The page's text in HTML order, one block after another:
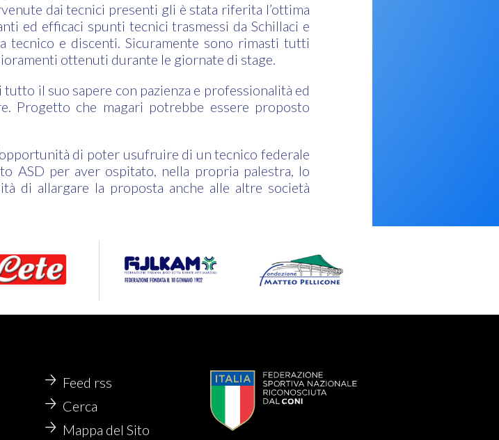
dai tecnici presenti gli è stata riferita l’ottima
ed efficaci spunti tecnici trasmessi da Schillaci e
tecnico e discenti. Sicuramente sono rimasti tutti
ottenuti durante le giornate di stage.
il suo sapere con pazienza e professionalità ed
Progetto che magari potrebbe essere proposto
di poter usufruire di un tecnico federale
ASD per aver ospitato, nella propria palestra, lo
di allargare la proposta anche alle altre società
Feed rss
Cerca
Mappa del Sito